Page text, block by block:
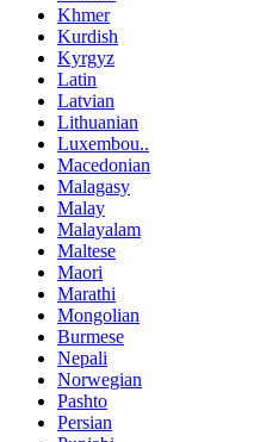
Khmer
Kurdish
Kyrgyz
Latin
Latvian
Lithuanian
Luxembou..
Macedonian
Malagasy
Malay
Malayalam
Maltese
Maori
Marathi
Mongolian
Burmese
Nepali
Norwegian
Pashto
Persian